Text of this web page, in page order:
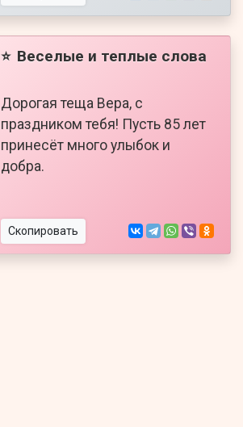
⭐ Веселые и теплые слова
Дорогая теща Вера, с
праздником тебя! Пусть 85 лет
принесёт много улыбок и
добра.
Скопировать